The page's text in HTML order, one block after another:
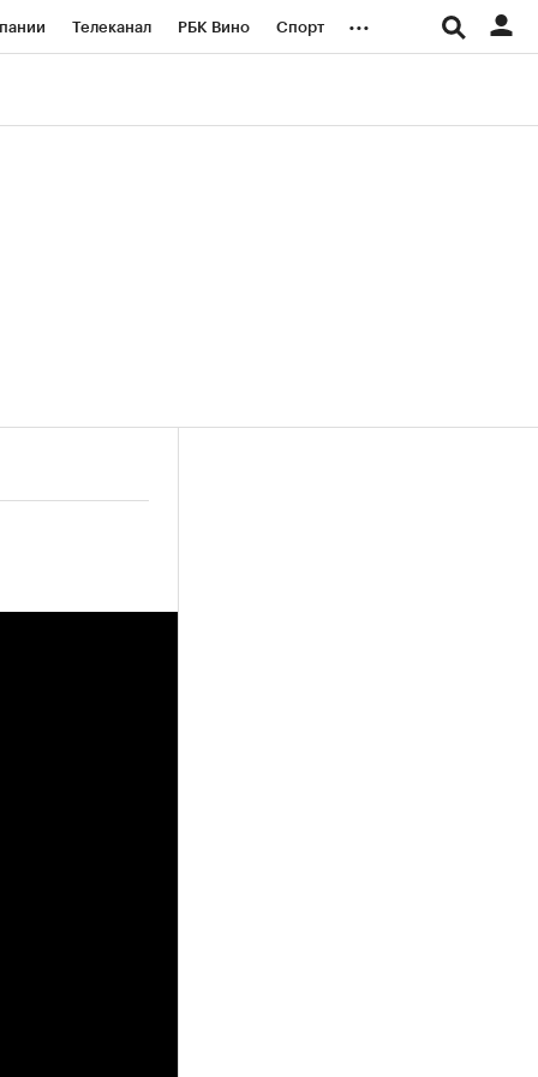
Телеканал РБК Вино Спорт ...